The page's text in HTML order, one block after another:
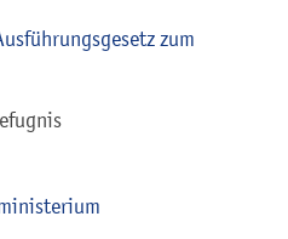
zum